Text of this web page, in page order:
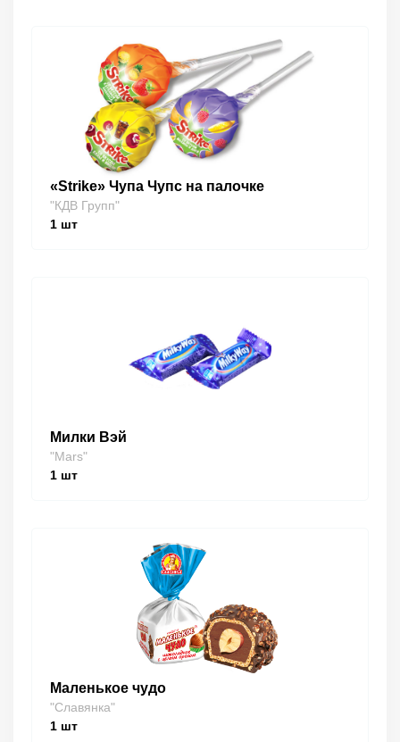
«Strike» Чупа Чупс на палочке
"КДВ Групп"
1 шт
Милки Вэй
"Mars"
1 шт
Маленькое чудо
"Славянка"
1 шт